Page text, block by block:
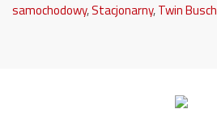
samochodowy,Stacjonarny,Twin Busch